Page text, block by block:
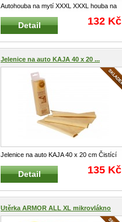
Autohouba na mytí XXXL XXXL houba na
mytí Vysoký mycí účinek Zaru
...
Detail 132 Kč
Jelenice na auto KAJA 40 x 20 ...
Jelenice na auto KAJA 40 x 20 cm Čistící
pravá jelenice na auto Ex
Detail 135 Kč
Utěrka ARMOR ALL XL mikrovlákno